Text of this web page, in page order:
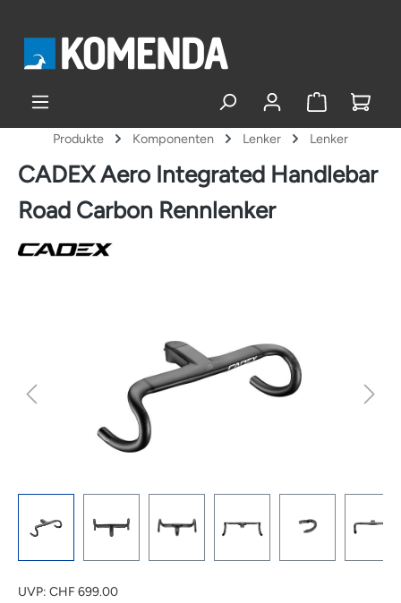
Produkte Komponenten Lenker Lenker
CADEX Aero Integrated Handlebar
Road Carbon Rennlenker
UVP: CHF 699.00